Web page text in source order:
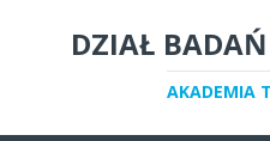
DZIAŁ
AKADEMIA